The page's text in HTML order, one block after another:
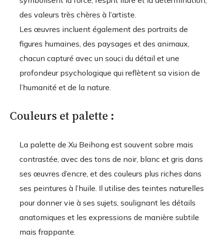
des valeurs très chères à l’artiste.
Les œuvres incluent également des portraits de
figures humaines, des paysages et des animaux,
chacun capturé avec un souci du détail et une
profondeur psychologique qui reflètent sa vision de
l’humanité et de la nature.
Couleurs et palette :
La palette de Xu Beihong est souvent sobre mais
contrastée, avec des tons de noir, blanc et gris dans
ses œuvres d’encre, et des couleurs plus riches dans
ses peintures à l’huile. Il utilise des teintes naturelles
pour donner vie à ses sujets, soulignant les détails
anatomiques et les expressions de manière subtile
mais frappante.